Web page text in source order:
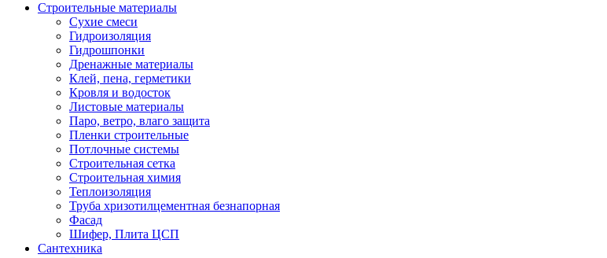
Строительные материалы
Сухие смеси
Гидроизоляция
Гидрошпонки
Дренажные материалы
Клей, пена, герметики
Кровля и водосток
Листовые материалы
Паро, ветро, влаго защита
Пленки строительные
Потлочные системы
Строительная сетка
Строительная химия
Теплоизоляция
Труба хризотилцементная безнапорная
Фасад
Шифер, Плита ЦСП
Сантехника